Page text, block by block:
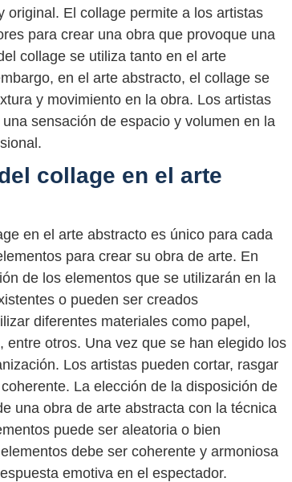
original. El collage permite a los artistas
para crear una obra que provoque una
collage se utiliza tanto en el arte
en el arte abstracto, el collage se
y movimiento en la obra. Los artistas
sensación de espacio y volumen en la
collage en el arte
en el arte abstracto es único para cada
para crear su obra de arte. En
de los elementos que se utilizarán en la
o pueden ser creados
diferentes materiales como papel,
otros. Una vez que se han elegido los
Los artistas pueden cortar, rasgar
La elección de la disposición de
una obra de arte abstracta con la técnica
puede ser aleatoria o bien
debe ser coherente y armoniosa
emotiva en el espectador.